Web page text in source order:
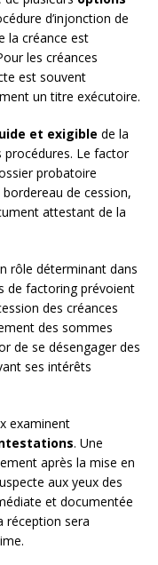
d’injonction de
la créance est
les créances
est souvent
un titre exécutoire.
et exigible de la
procédures. Le factor
probatoire
de cession,
attestant de la
rôle déterminant dans
de factoring prévoient
des créances
des sommes
de se désengager des
ses intérêts
examinent
. Une
après la mise en
aux yeux des
et documentée
réception sera